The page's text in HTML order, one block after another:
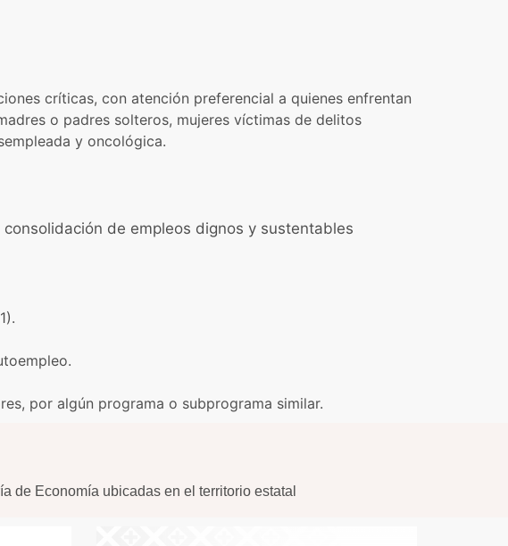
críticas, con atención preferencial a quienes enfrentan
o padres solteros, mujeres víctimas de delitos
y oncológica.
de empleos dignos y sustentables
por algún programa o subprograma similar.
de Economía ubicadas en el territorio estatal